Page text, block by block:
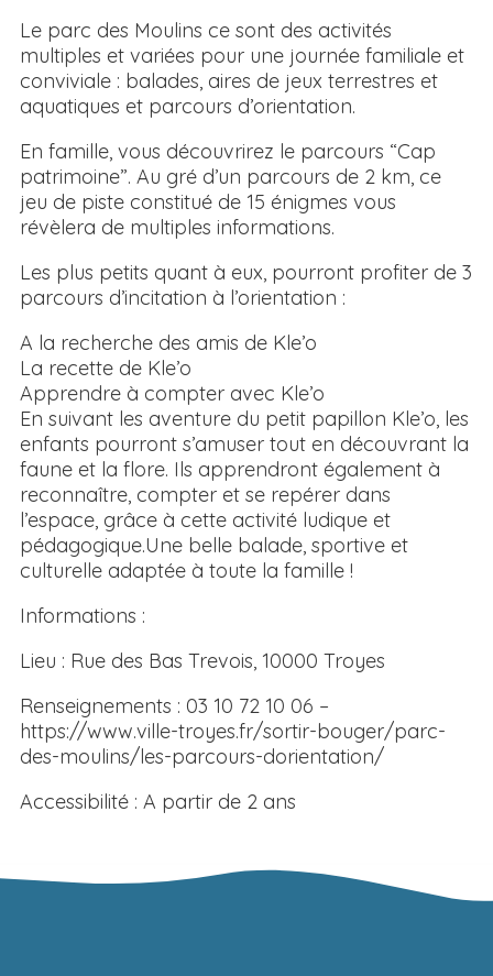
Le parc des Moulins ce sont des activités
multiples et variées pour une journée familiale et
conviviale : balades, aires de jeux terrestres et
aquatiques et parcours d’orientation.
En famille, vous découvrirez le parcours “Cap
patrimoine”. Au gré d’un parcours de 2 km, ce
jeu de piste constitué de 15 énigmes vous
révèlera de multiples informations.
Les plus petits quant à eux, pourront profiter de 3
parcours d’incitation à l’orientation :
A la recherche des amis de Kle’o
La recette de Kle’o
Apprendre à compter avec Kle’o
En suivant les aventure du petit papillon Kle’o, les
enfants pourront s’amuser tout en découvrant la
faune et la flore. Ils apprendront également à
reconnaître, compter et se repérer dans
l’espace, grâce à cette activité ludique et
pédagogique.Une belle balade, sportive et
culturelle adaptée à toute la famille !
Informations :
Lieu : Rue des Bas Trevois, 10000 Troyes
Renseignements : 03 10 72 10 06 –
https://www.ville-troyes.fr/sortir-bouger/parc-
des-moulins/les-parcours-dorientation/
Accessibilité : A partir de 2 ans